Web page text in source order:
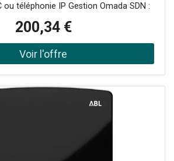
ou téléphonie IP Gestion Omada SDN :
pour hôtels et bureaux Fonction Mesh,
optimisation automatique des canaux
: WPA3, VLAN, portail captif, détection
rapide : remplacement direct des
200,34 €